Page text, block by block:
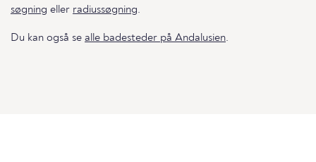
søgning eller radiussøgning.
Du kan også se alle badesteder på Andalusien.